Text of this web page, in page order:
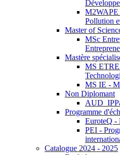
M2WAPE
Pollution
Master of
MSc
Mastère
MS ETRE
MS IE -
Non Diplomant
Programme
EuroteQ -
PEI -
Catalogue 2024 - 2025